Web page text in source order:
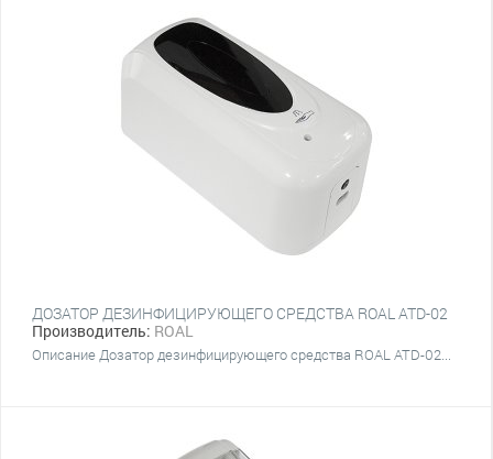
ДОЗАТОР ДЕЗИНФИЦИРУЮЩЕГО СРЕДСТВА ROAL ATD-02
Производитель: ROAL
Описание Дозатор дезинфицирующего средства ROAL ATD-02...